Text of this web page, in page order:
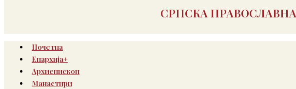
СРПСКА
Почетна
Епархија+
Архиепископ
Манастири